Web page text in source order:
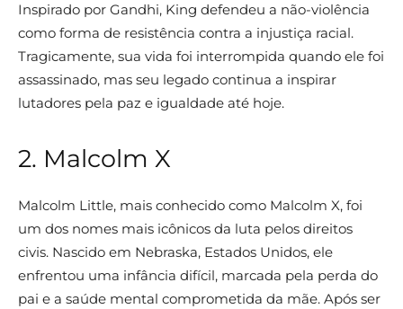
Inspirado por Gandhi, King defendeu a não-violência
como forma de resistência contra a injustiça racial.
Tragicamente, sua vida foi interrompida quando ele foi
assassinado, mas seu legado continua a inspirar
lutadores pela paz e igualdade até hoje.
2. Malcolm X
Malcolm Little, mais conhecido como Malcolm X, foi
um dos nomes mais icônicos da luta pelos direitos
civis. Nascido em Nebraska, Estados Unidos, ele
enfrentou uma infância difícil, marcada pela perda do
pai e a saúde mental comprometida da mãe. Após ser